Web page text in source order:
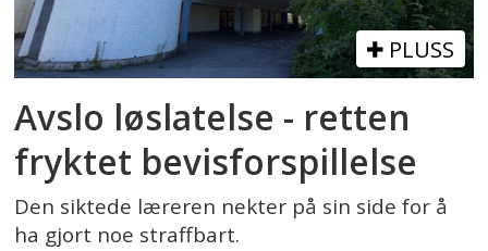
PLUSS
Avslo løslatelse - retten
fryktet bevisforspillelse
Den siktede læreren nekter på sin side for å
ha gjort noe straffbart.